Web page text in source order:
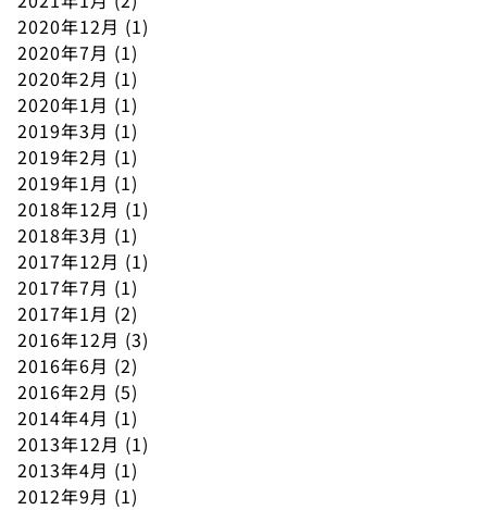
2020年12月 (1)
2020年7月 (1)
2020年2月 (1)
2020年1月 (1)
2019年3月 (1)
2019年2月 (1)
2019年1月 (1)
2018年12月 (1)
2018年3月 (1)
2017年12月 (1)
2017年7月 (1)
2017年1月 (2)
2016年12月 (3)
2016年6月 (2)
2016年2月 (5)
2014年4月 (1)
2013年12月 (1)
2013年4月 (1)
2012年9月 (1)